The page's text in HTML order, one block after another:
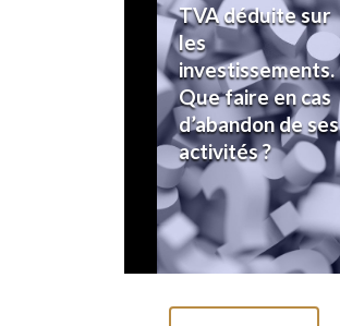
TVA déduite sur
les
investissements.
Que faire en cas
d’abandon de ses
activités ?